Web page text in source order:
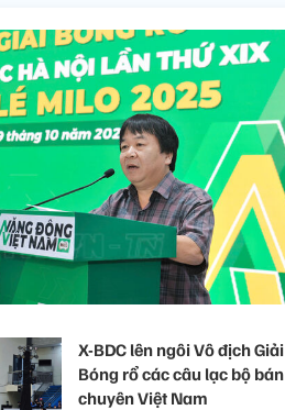
X-BDC lên ngôi Vô địch Giải
Bóng rổ các câu lạc bộ bán
chuyên Việt Nam